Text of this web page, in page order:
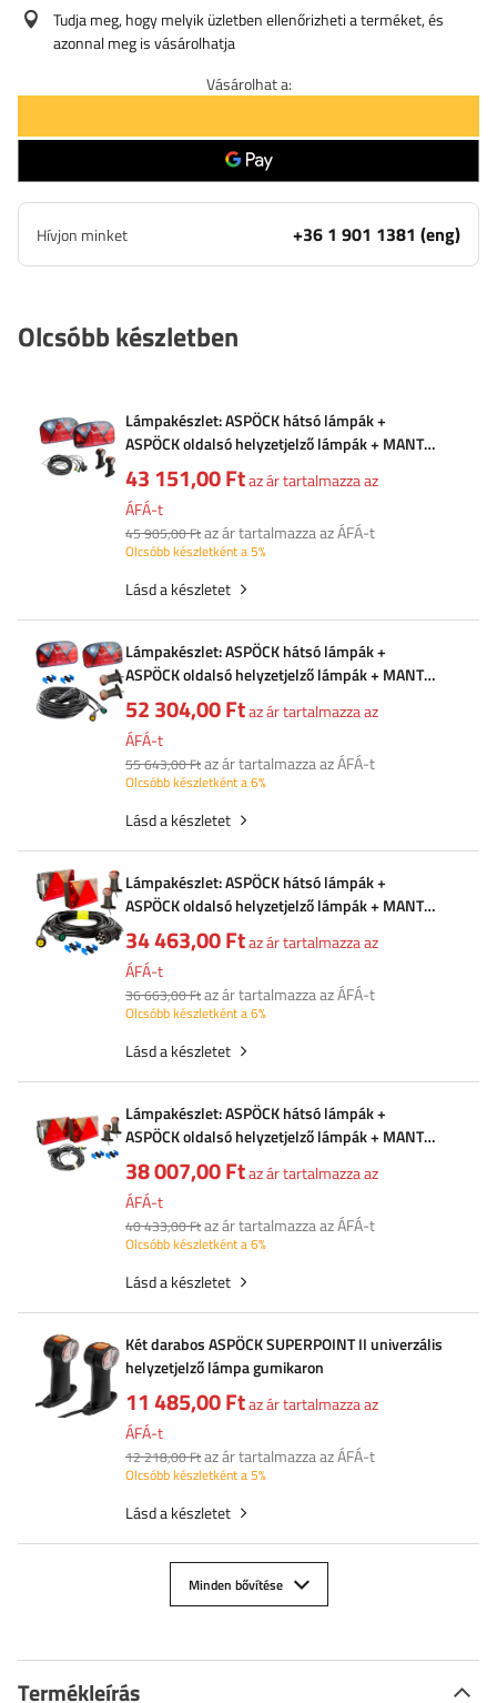
Tudja meg, hogy melyik üzletben ellenőrizheti a terméket, és
azonnal meg is vásárolhatja
Vásárolhat a:
Hívjon minket +36 1 901 1381 (eng)
Olcsóbb készletben
Lámpakészlet: ASPÖCK hátsó lámpák +
ASPÖCK oldalsó helyzetjelző lámpák + MANTES
7m 13 tűs kábelköteg
43 151,00 Ftaz ár tartalmazza az
ÁFÁ-t
45 905,00 Ftaz ár tartalmazza az ÁFÁ-t
Olcsóbb készletként a 5%
Lásd a készletet
Lámpakészlet: ASPÖCK hátsó lámpák +
ASPÖCK oldalsó helyzetjelző lámpák + MANTES
8m 13 tűs kábelköteg + gyorscsatlakozók
52 304,00 Ftaz ár tartalmazza az
ÁFÁ-t
55 643,00 Ftaz ár tartalmazza az ÁFÁ-t
Olcsóbb készletként a 6%
Lásd a készletet
Lámpakészlet: ASPÖCK hátsó lámpák +
ASPÖCK oldalsó helyzetjelző lámpák + MANTES
4,5 m-es 7 tűs kábelköteg + gyorscsatlakozók
34 463,00 Ftaz ár tartalmazza az
ÁFÁ-t
36 663,00 Ftaz ár tartalmazza az ÁFÁ-t
Olcsóbb készletként a 6%
Lásd a készletet
Lámpakészlet: ASPÖCK hátsó lámpák +
ASPÖCK oldalsó helyzetjelző lámpák + MANTES
7m 7 tűs kábelköteg + gyorscsatlakozók
38 007,00 Ftaz ár tartalmazza az
ÁFÁ-t
40 433,00 Ftaz ár tartalmazza az ÁFÁ-t
Olcsóbb készletként a 6%
Lásd a készletet
Két darabos ASPÖCK SUPERPOINT II univerzális
helyzetjelző lámpa gumikaron
11 485,00 Ftaz ár tartalmazza az
ÁFÁ-t
12 218,00 Ftaz ár tartalmazza az ÁFÁ-t
Olcsóbb készletként a 5%
Lásd a készletet
Minden bővítése
Termékleírás